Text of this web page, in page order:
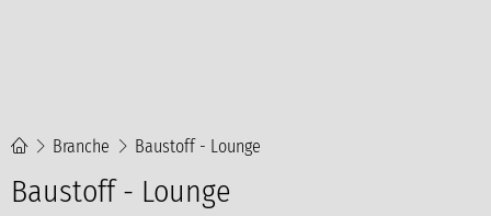
Branche Baustoff - Lounge
Baustoff - Lounge